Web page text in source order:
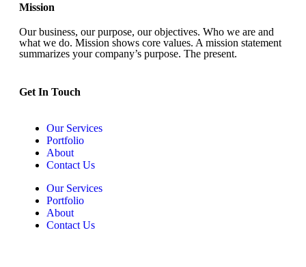
Mission
Our business, our purpose, our objectives. Who we are and
what we do. Mission shows core values. A mission statement
summarizes your company’s purpose. The present.
Get In Touch​
Our Services
Portfolio
About
Contact Us
Our Services
Portfolio
About
Contact Us